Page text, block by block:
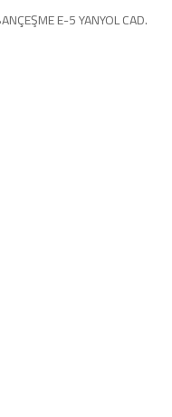
E-5 YANYOL CAD.